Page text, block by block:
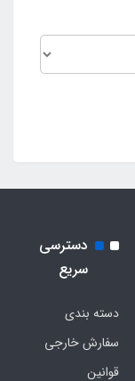
دسترسی
سریع
دسته بندی
سفارش خارجی
قوانین